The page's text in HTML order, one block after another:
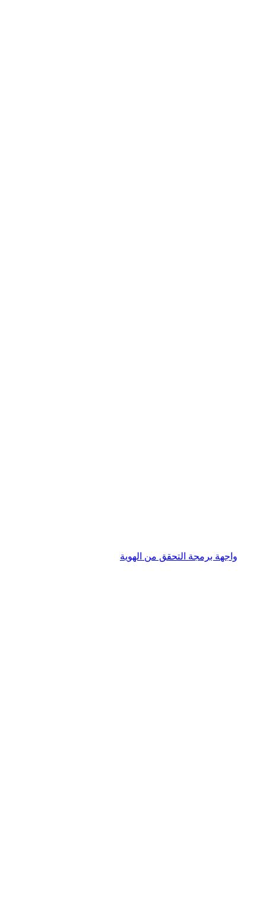
واجهة برمجة التحقق من الهوية